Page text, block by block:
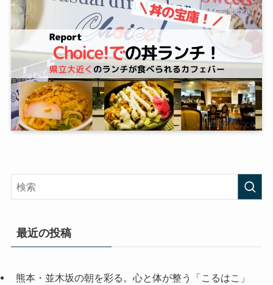
最近の投稿
熊本・並木坂の朝を彩る。心と体が整う「こるはこ」